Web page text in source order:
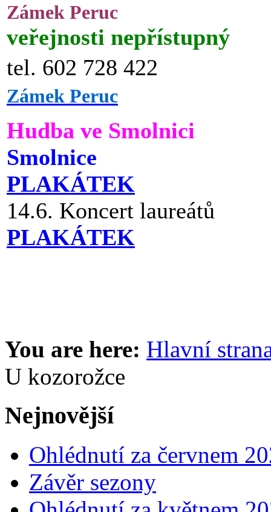
Zámek Peruc
veřejnosti nepřístupný
tel. 602 728 422
Zámek Peruc
Hudba ve Smolnici
Smolnice
PLAKÁTEK
14.6. Koncert laureátů
PLAKÁTEK
You are here: Hlavní
U kozorožce
Nejnovější
Ohlédnutí za červnem
Závěr sezony